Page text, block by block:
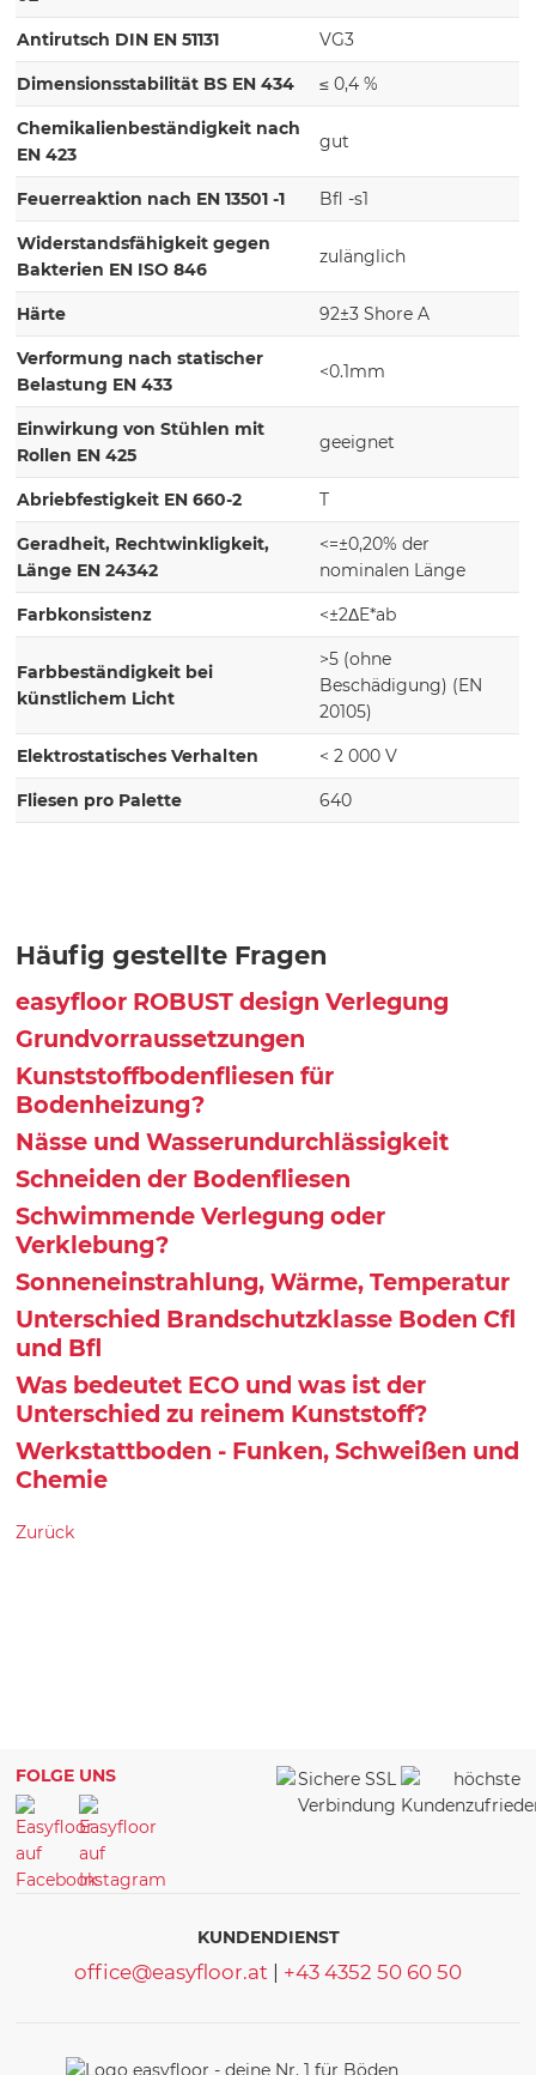
Antirutsch DIN EN 51131 VG3
Dimensionsstabilität BS EN 434 ≤ 0,4 %
Chemikalienbeständigkeit nach
EN 423
gut
Feuerreaktion nach EN 13501 -1 Bfl -s1
Widerstandsfähigkeit gegen
Bakterien EN ISO 846
zulänglich
Härte 92±3 Shore A
Verformung nach statischer
Belastung EN 433
<0.1mm
Einwirkung von Stühlen mit
Rollen EN 425
geeignet
Abriebfestigkeit EN 660-2 T
Geradheit, Rechtwinkligkeit,
Länge EN 24342
<=±0,20% der
nominalen Länge
Farbkonsistenz <±2ΔE*ab
Farbbeständigkeit bei
künstlichem Licht
>5 (ohne
Beschädigung) (EN
20105)
Elektrostatisches Verhalten < 2 000 V
Fliesen pro Palette 640
Häufig gestellte Fragen
easyfloor ROBUST design Verlegung
Grundvorraussetzungen
Kunststoffbodenfliesen für
Bodenheizung?
Nässe und Wasserundurchlässigkeit
Schneiden der Bodenfliesen
Schwimmende Verlegung oder
Verklebung?
Sonneneinstrahlung, Wärme, Temperatur
Unterschied Brandschutzklasse Boden Cfl
und Bfl
Was bedeutet ECO und was ist der
Unterschied zu reinem Kunststoff?
Werkstattboden - Funken, Schweißen und
Chemie
Zurück
FOLGE UNS
KUNDENDIENST
office@easyfloor.at | +43 4352 50 60 50